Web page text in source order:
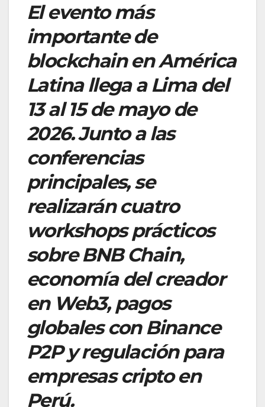
El evento más
importante de
blockchain en América
Latina llega a Lima del
13 al 15 de mayo de
2026. Junto a las
conferencias
principales, se
realizarán cuatro
workshops prácticos
sobre BNB Chain,
economía del creador
en Web3, pagos
globales con Binance
P2P y regulación para
empresas cripto en
Perú.